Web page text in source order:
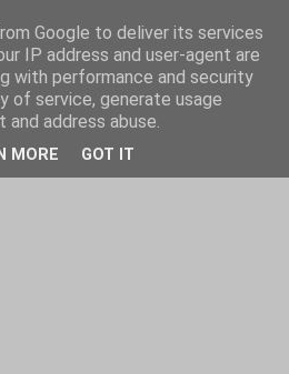
Google to deliver its services
IP address and user-agent are
with performance and security
of service, generate usage
address abuse.
MORE GOT IT